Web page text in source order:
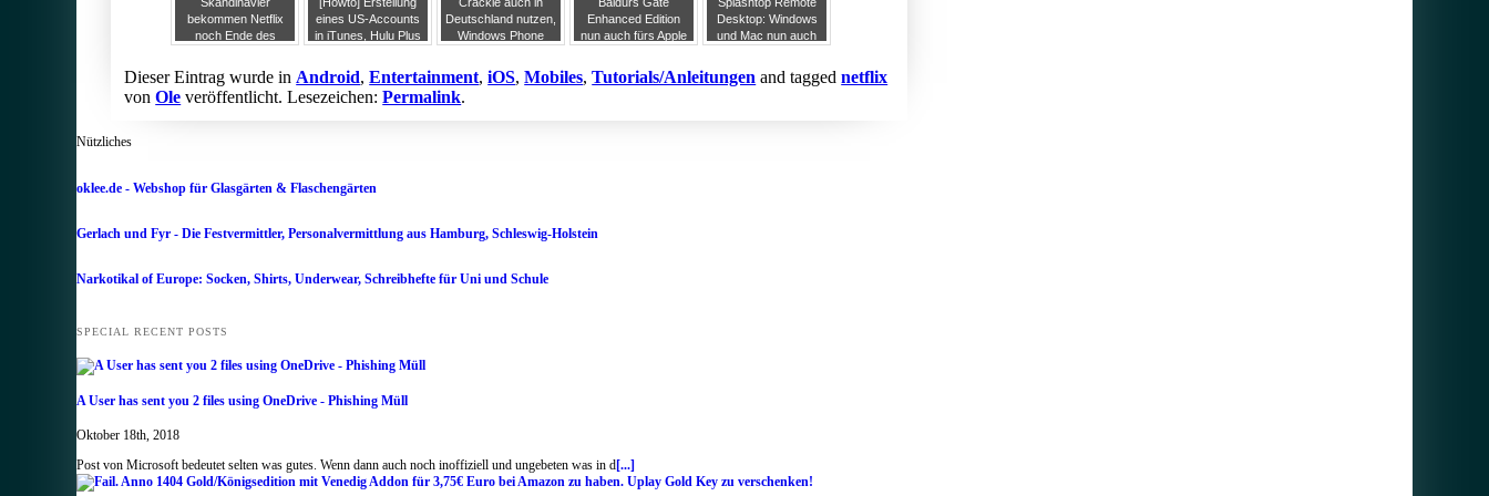
bekommen Netflix
noch Ende des
Europa muss warten
eines US-Accounts
in iTunes, Hulu Plus
Deutschland
„empfangen“
Deutschland nutzen,
Windows Phone
Enhanced Edition
nun auch fürs Apple
auf 1.0.2012
Desktop: Windows
und Mac nun auch
steuern
Dieser Eintrag wurde in Android,Entertainment,iOS,Mobiles,Tutorials/Anleitungen and taggednetflix
vonOle veröffentlicht. Lesezeichen:Permalink.
Nützliches
oklee.de - Webshop für Glasgärten & Flaschengärten
Gerlach und Fyr - Die Festvermittler, Personalvermittlung aus Hamburg, Schleswig-Holstein
Narkotikal of Europe: Socken, Shirts, Underwear, Schreibhefte für Uni und Schule
SPECIAL RECENT POSTS
A User has sent you 2 files using OneDrive - Phishing Müll
Oktober 18th, 2018
Post von Microsoft bedeutet selten was gutes. Wenn dann auch noch inoffiziell und ungebeten was in d[...]